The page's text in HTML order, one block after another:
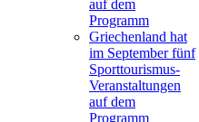
auf dem
Programm
Griechenland hat
im September fünf
Sporttourismus-
Veranstaltungen
auf dem
Programm